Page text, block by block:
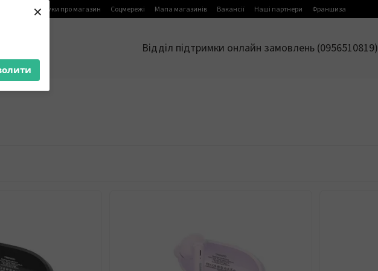
×
Відгуки про магазин Соцмережі Мапа магазинів Вакансії Наші партнери Франшиза
Відділ підтримки онлайн замовлень (0956510819)